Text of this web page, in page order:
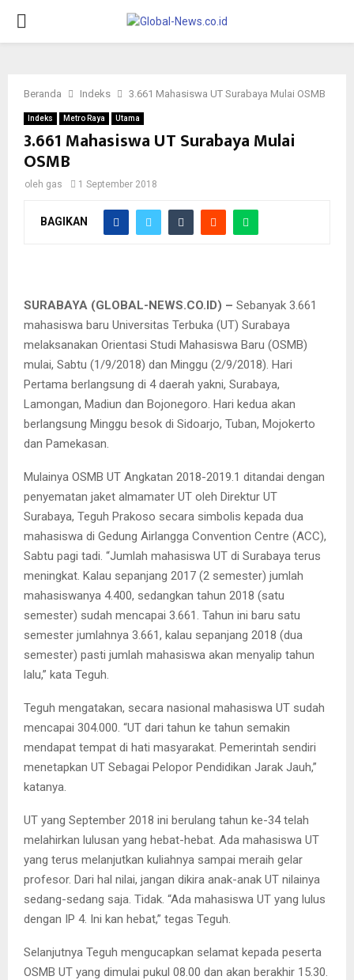
PRIMARY
Beranda Indeks 3.661 Mahasiswa UT Surabaya Mulai OSMB
Indeks Metro Raya Utama
3.661 Mahasiswa UT Surabaya Mulai
OSMB
oleh gas 1 September 2018
BAGIKAN
SURABAYA (GLOBAL-NEWS.CO.ID) – Sebanyak 3.661
mahasiswa baru Universitas Terbuka (UT) Surabaya
melaksanakan Orientasi Studi Mahasiswa Baru (OSMB)
mulai, Sabtu (1/9/2018) dan Minggu (2/9/2018). Hari
Pertama berlangsung di 4 daerah yakni, Surabaya,
Lamongan, Madiun dan Bojonegoro. Hari kedua akan
berlangsung Minggu besok di Sidoarjo, Tuban, Mojokerto
dan Pamekasan.
Mulainya OSMB UT Angkatan 2018-2019.1 ditandai dengan
penyematan jaket almamater UT oleh Direktur UT
Surabaya, Teguh Prakoso secara simbolis kepada dua
mahasiswa di Gedung Airlangga Convention Centre (ACC),
Sabtu pagi tadi. “Jumlah mahasiswa UT di Surabaya terus
meningkat. Kalau sepanjang 2017 (2 semester) jumlah
mahasiswanya 4.400, sedangkan tahun 2018 (satu
semester) sudah mencapai 3.661. Tahun ini baru satu
semester jumlahnya 3.661, kalau sepanjang 2018 (dua
semester) pasti jumlah mahasiswa akan menyalip tahun
lalu,” kata Teguh.
Teguh mengatakan, secara nasional mahasiswa UT sudah
mencapai 304.000. “UT dari tahun ke tahun semakin
mendapat tempat di hati masyarakat. Pemerintah sendiri
menetapkan UT Sebagai Pelopor Pendidikan Jarak Jauh,”
katanya.
UT yang September 2018 ini berulang tahun ke-34 telah
melahirkan lulusan yang hebat-hebat. Ada mahasiswa UT
yang terus melanjutkan kuliahnya sampai meraih gelar
profesor. Dari hal nilai, jangan dikira anak-anak UT nilainya
sedang-sedang saja. Tidak. “Ada mahasiswa UT yang lulus
dengan IP 4. Ini kan hebat,” tegas Teguh.
Selanjutnya Teguh mengucapkan selamat kepada peserta
OSMB UT yang dimulai pukul 08.00 dan akan berakhir 15.30.